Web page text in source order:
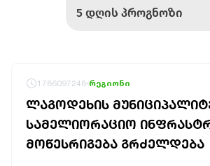
1786097248 რეგიონი
ᲚᲐᲒᲝᲓᲔᲮᲘᲡ
ᲡᲐᲛᲔᲚᲘᲝᲠᲐᲪᲘᲝ
ᲛᲝᲬᲔᲡᲠᲘᲒᲔᲑᲐ ᲒᲠᲫᲔᲚᲓᲔᲑᲐ